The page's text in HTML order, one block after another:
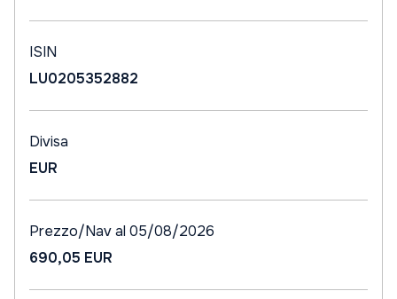
ISIN
LU0205352882
Divisa
EUR
Prezzo/Nav al 05/08/2026
690,05 EUR